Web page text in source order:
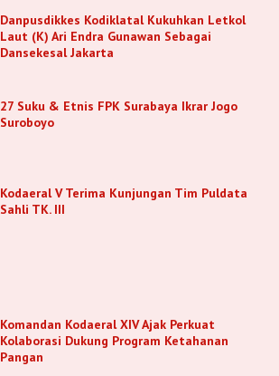
Danpusdikkes Kodiklatal Kukuhkan Letkol
Laut (K) Ari Endra Gunawan Sebagai
Dansekesal Jakarta
27 Suku & Etnis FPK Surabaya Ikrar Jogo
Suroboyo
Kodaeral V Terima Kunjungan Tim Puldata
Sahli TK. III
Komandan Kodaeral XIV Ajak Perkuat
Kolaborasi Dukung Program Ketahanan
Pangan